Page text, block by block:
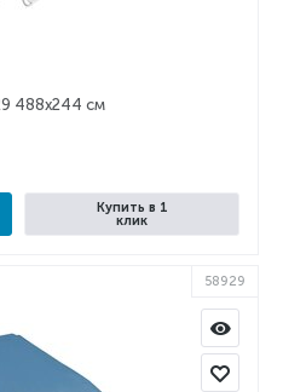
488x244 см
Купить в 1
клик
58929